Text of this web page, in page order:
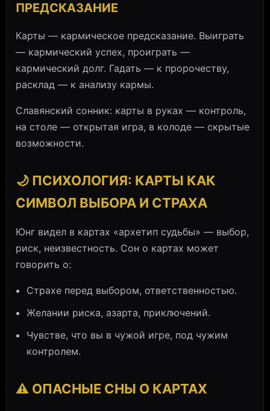
ПРЕДСКАЗАНИЕ
Карты — кармическое предсказание. Выиграть
— кармический успех, проиграть —
кармический долг. Гадать — к пророчеству,
расклад — к анализу кармы.
Славянский сонник: карты в руках — контроль,
на столе — открытая игра, в колоде — скрытые
возможности.
🌙 ПСИХОЛОГИЯ: КАРТЫ КАК
СИМВОЛ ВЫБОРА И СТРАХА
Юнг видел в картах «архетип судьбы» — выбор,
риск, неизвестность. Сон о картах может
говорить о:
Страхе перед выбором, ответственностью.
Желании риска, азарта, приключений.
Чувстве, что вы в чужой игре, под чужим
контролем.
⚠️ ОПАСНЫЕ СНЫ О КАРТАХ